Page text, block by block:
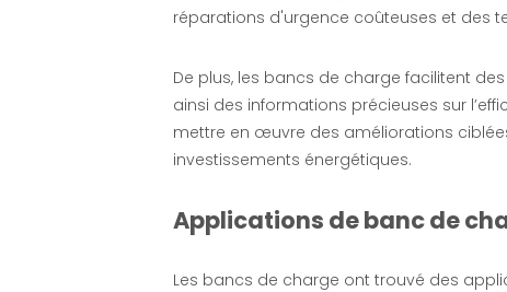
réparations d'urgence coûteuses et des
De plus, les bancs de charge facilitent
ainsi des informations précieuses sur
mettre en œuvre des améliorations
investissements énergétiques.
Applications de banc de
Les bancs de charge ont trouvé des